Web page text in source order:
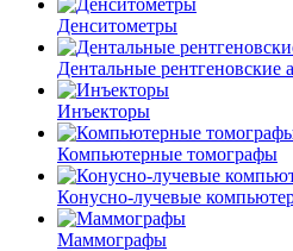
Денситометры
Дентальные рентгеновские
Инъекторы
Компьютерные томографы
Конусно-лучевые
Маммографы